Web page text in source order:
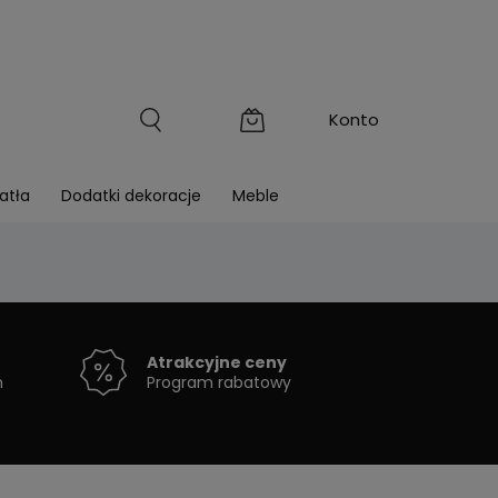
Dodatki dekoracje Meble
Atrakcyjne ceny
Program rabatowy